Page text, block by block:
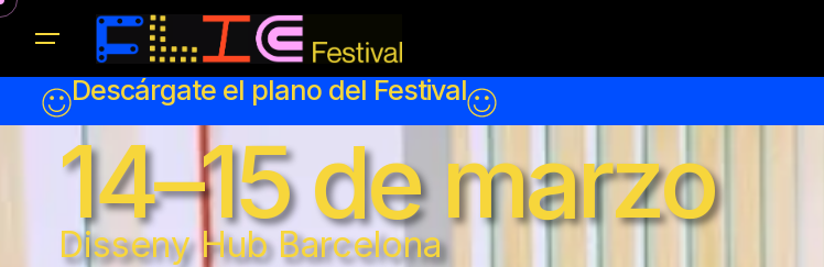
Descárgate el plano del Festival
Disseny Hub Barcelona
14–15 de marzo